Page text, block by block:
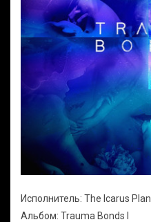
Исполнитель: The Icarus Plan
Альбом: Trauma Bonds I